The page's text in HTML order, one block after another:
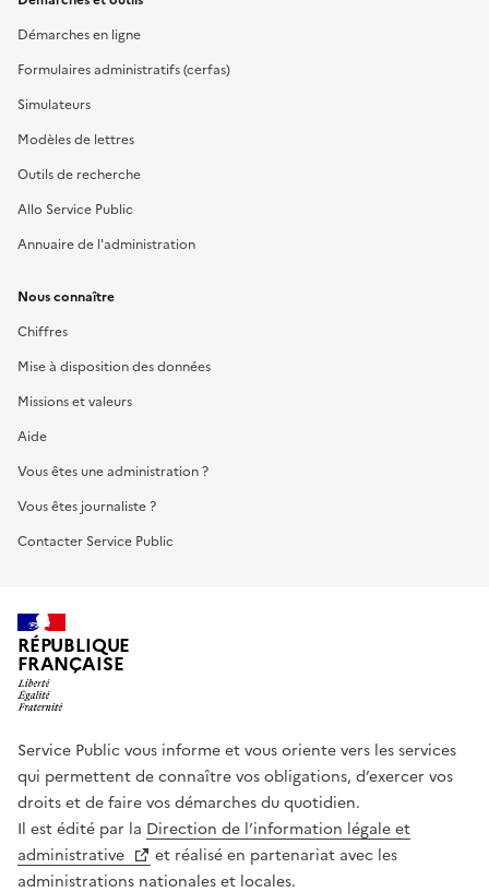
Démarches en ligne
Formulaires administratifs (cerfas)
Simulateurs
Modèles de lettres
Outils de recherche
Allo Service Public
Annuaire de l'administration
Nous connaître
Chiffres
Mise à disposition des données
Missions et valeurs
Aide
Vous êtes une administration ?
Vous êtes journaliste ?
Contacter Service Public
RÉPUBLIQUE
FRANÇAISE
Service Public vous informe et vous oriente vers les services
qui permettent de connaître vos obligations, d’exercer vos
droits et de faire vos démarches du quotidien.
Il est édité par la Direction de l’information légale et
administrative
et réalisé en partenariat avec les
administrations nationales et locales.